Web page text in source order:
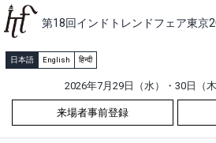
第18回インドトレンドフェア東京
日本語 English हिन्दी
2026年7月29日（水）・30日（
来場者事前登録